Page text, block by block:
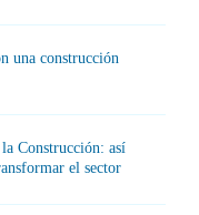
una construcción
Construcción: así
el sector